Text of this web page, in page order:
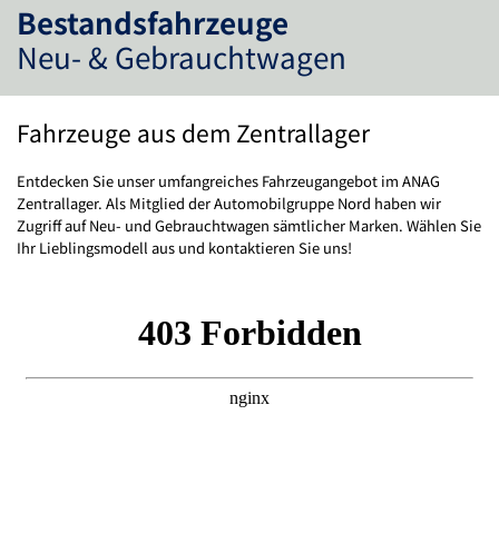
Bestandsfahrzeuge
Neu- & Gebrauchtwagen
Fahrzeuge aus dem Zentrallager
Entdecken Sie unser umfangreiches Fahrzeugangebot im ANAG
Zentrallager. Als Mitglied der Automobilgruppe Nord haben wir
Zugriff auf Neu- und Gebrauchtwagen sämtlicher Marken. Wählen Sie
Ihr Lieblingsmodell aus und kontaktieren Sie uns!